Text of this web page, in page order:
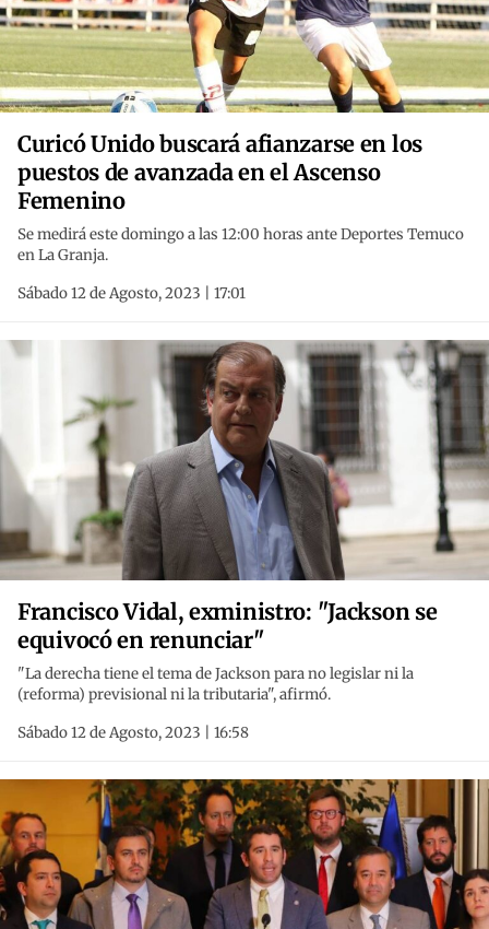
Curicó Unido buscará afianzarse en los
puestos de avanzada en el Ascenso
Femenino
Se medirá este domingo a las 12:00 horas ante Deportes Temuco
en La Granja.
Sábado 12 de Agosto, 2023 | 17:01
Francisco Vidal, exministro: "Jackson se
equivocó en renunciar"
"La derecha tiene el tema de Jackson para no legislar ni la
(reforma) previsional ni la tributaria", afirmó.
Sábado 12 de Agosto, 2023 | 16:58